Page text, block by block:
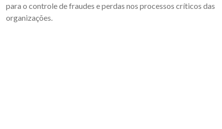
para o controle de fraudes e perdas nos processos críticos das
organizações.